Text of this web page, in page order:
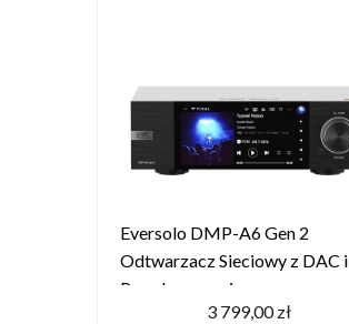
Eversolo DMP-A6 Gen 2
Odtwarzacz Sieciowy z DAC i
Przedwzmacniaczem
3 799,00 zł